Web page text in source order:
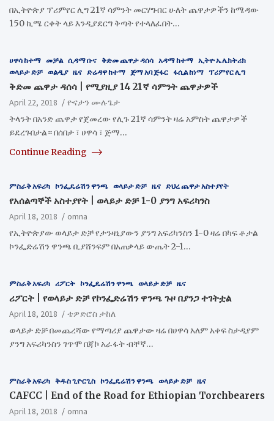
በኢትዮጵያ ፕሪምየር ሊግ 21ኛ ሳምንት መርሃግብር ሁለት ጨዋታዎችን ከሜዳው
150 ኪሜ ርቀት ላይ እንዲያደርግ ቅጣት የተላለፈበት…
ሀዋሳ ከተማ መቻል ሲዳማ ቡና ቅድመ ጨዋታ ዳሰሳ አዳማ ከተማ ኢትዮ ኤሌክትሪክ
ወላይታ ድቻ ወልዲያ ዜና ድሬዳዋ ከተማ ጅማ አባ ጅፋር ፋሲል ከነማ ፕሪምየር ሊግ
ቅድመ ጨዋታ ዳሰሳ | የሚያዚያ 14 21ኛ ሳምንት ጨዋታዎች
April 22, 2018
ዮናታን ሙሉጌታ
ትላንት በአንድ ጨዋታ የጀመረው የሊጉ 21ኛ ሳምንት ዛሬ አምስት ጨዋታዎች
ይደረጉበታል። በሰበታ ፣ ሀዋሳ ፣ ጅማ…
Continue Reading
ምስራቅ አፍሪካ ኮንፌዴሬሽን ዋንጫ ወላይታ ድቻ ዜና ድህረ ጨዋታ አስተያየት
የአሰልጣኞች አስተያየት | ወላይታ ድቻ 1-0 ያንግ አፍሪካንስ
April 18, 2018
omna
የኢትዮጵያው ወላይታ ድቻ የታንዛኒያውን ያንግ አፍሪካንስን 1-0 ዛሬ በካፍ ቶታል
ኮንፌድሬሽን ዋንጫ ቢያሸንፍም በአጠቃላይ ውጤት 2-1…
ምስራቅ አፍሪካ ሪፖርት ኮንፌዴሬሽን ዋንጫ ወላይታ ድቻ ዜና
ሪፖርት | የወላይታ ድቻ የኮንፌድሬሽን ዋንጫ ጉዞ በያንጋ ተገትቷል
April 18, 2018
ቴዎድሮስ ታከለ
ወላይታ ድቻ በመጨረሻው የማጣሪያ ጨዋታው ዛሬ በሀዋሳ አለም አቀፍ ስታዲየም
ያንግ አፍሪካንስን ገጥሞ በጃኮ አራፋት ብቸኛ…
ምስራቅ አፍሪካ ቅዱስ ጊዮርጊስ ኮንፌዴሬሽን ዋንጫ ወላይታ ድቻ ዜና
CAFCC | End of the Road for Ethiopian Torchbearers
April 18, 2018
omna